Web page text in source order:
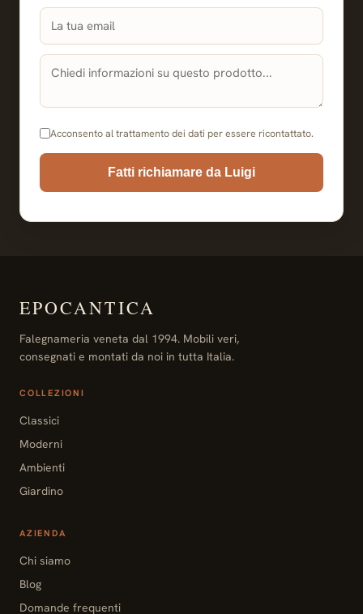
Acconsento al trattamento dei dati per essere ricontattato.
Fatti richiamare da Luigi
EPOCANTICA
Falegnameria veneta dal 1994. Mobili veri,
consegnati e montati da noi in tutta Italia.
COLLEZIONI
Classici
Moderni
Ambienti
Giardino
AZIENDA
Chi siamo
Blog
Domande frequenti